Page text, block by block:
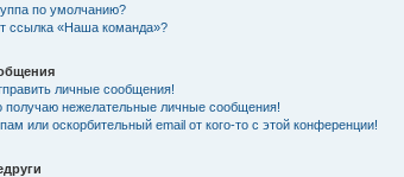
по умолчанию?
ссылка «Наша команда»?
личные сообщения!
получаю нежелательные личные сообщения!
или оскорбительный email от кого-то с этой конференции!